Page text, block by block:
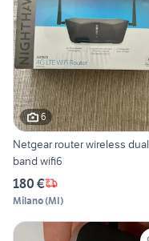
6
Netgear router wireless dual
band wifi6
180 €
Milano(MI)